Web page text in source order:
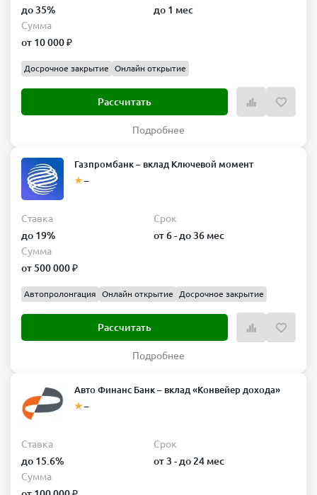
до 35%
до 1 мес
Сумма
от 10 000 ₽
Досрочное закрытие Онлайн открытие
Рассчитать
Подробнее
Газпромбанк – вклад Ключевой момент
–
Ставка
до 19%
Срок
от 6 - до 36 мес
Сумма
от 500 000 ₽
Автопролонгация Онлайн открытие Досрочное закрытие
Рассчитать
Подробнее
Авто Финанс Банк – вклад «Конвейер дохода»
–
Ставка
до 15.6%
Срок
от 3 - до 24 мес
Сумма